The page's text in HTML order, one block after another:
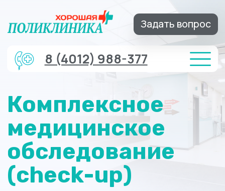
Задать вопрос
Комплексное
медицинское
обследование
(check-up)
Записаться на обследование